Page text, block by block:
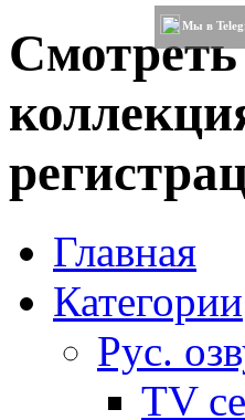
Мы в
Главная
Категории
Рус.
TV